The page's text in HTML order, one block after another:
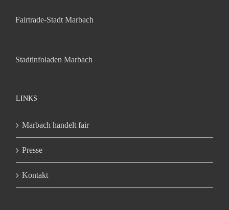
Fairtrade-Stadt Marbach
Stadtinfoladen Marbach
LINKS
Marbach handelt fair
Presse
Kontakt